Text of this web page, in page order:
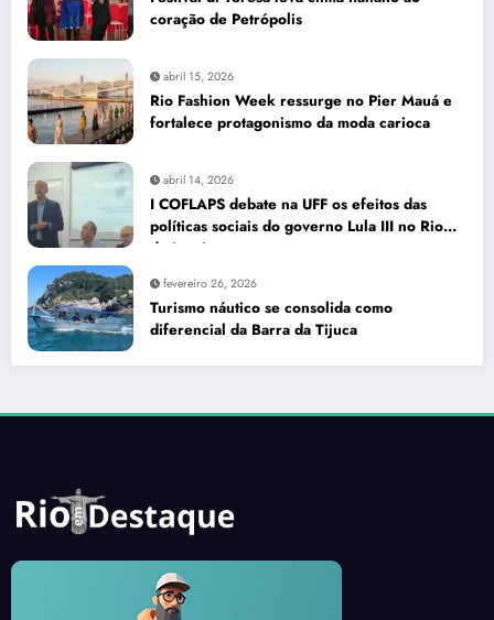
coração de Petrópolis
abril 15, 2026
Rio Fashion Week ressurge no Pier Mauá e
fortalece protagonismo da moda carioca
abril 14, 2026
I COFLAPS debate na UFF os efeitos das
políticas sociais do governo Lula III no Rio
de Janeiro
fevereiro 26, 2026
Turismo náutico se consolida como
diferencial da Barra da Tijuca